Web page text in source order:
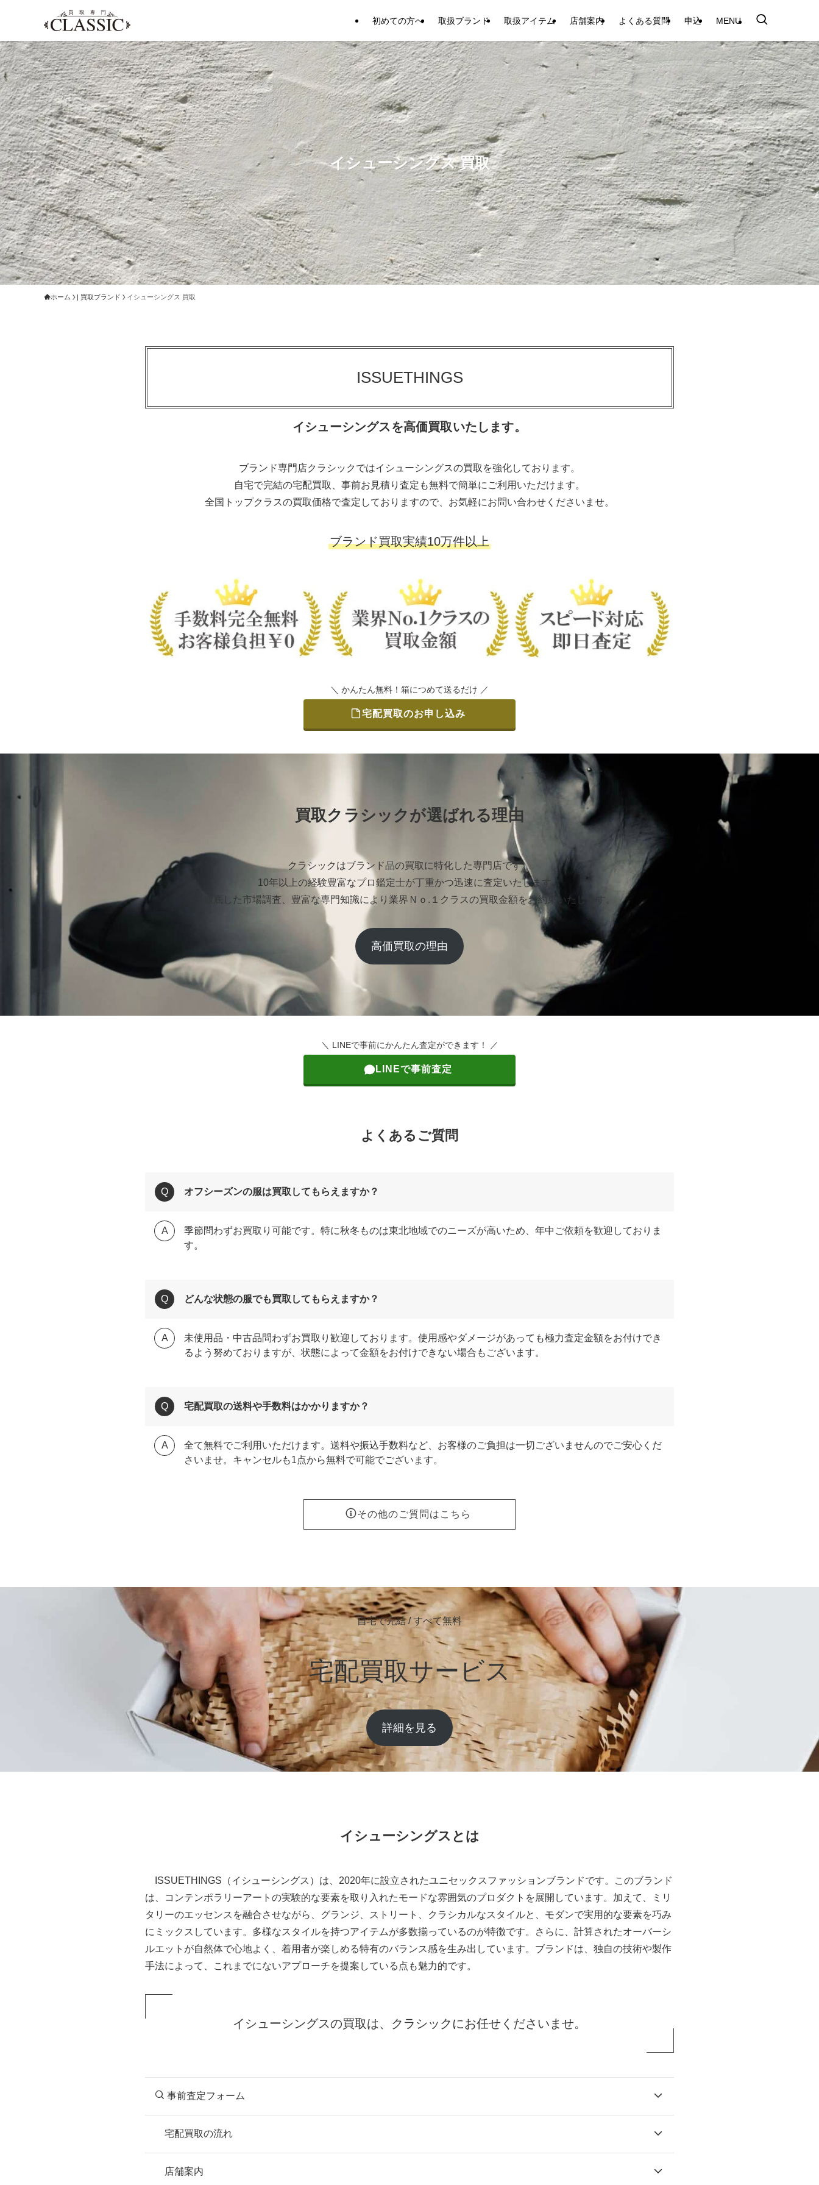
初めての方へ 取扱ブランド 取扱アイテム 店舗案内 よくある質問 申込 MENU
イシューシングス 買取
ホーム | 買取ブランド イシューシングス 買取
ISSUETHINGS
イシューシングスを高価買取いたします。
ブランド専門店クラシックではイシューシングスの買取を強化しております。
自宅で完結の宅配買取、事前お見積り査定も無料で簡単にご利用いただけます。
全国トップクラスの買取価格で査定しておりますので、お気軽にお問い合わせくださいませ。
ブランド買取実績10万件以上
＼ かんたん無料！箱につめて送るだけ ／
宅配買取のお申し込み
買取クラシックが選ばれる理由
クラシックはブランド品の買取に特化した専門店です。
10年以上の経験豊富なプロ鑑定士が丁重かつ迅速に査定いたします。
徹底した市場調査、豊富な専門知識により業界Ｎｏ.１クラスの買取金額をお約束いたします。
高価買取の理由
＼ LINEで事前にかんたん査定ができます！ ／
LINEで事前査定
よくあるご質問
オフシーズンの服は買取してもらえますか？
季節問わずお買取り可能です。特に秋冬ものは東北地域でのニーズが高いため、年中ご依頼を歓迎しておりま
す。
どんな状態の服でも買取してもらえますか？
未使用品・中古品問わずお買取り歓迎しております。使用感やダメージがあっても極力査定金額をお付けでき
るよう努めておりますが、状態によって金額をお付けできない場合もございます。
宅配買取の送料や手数料はかかりますか？
全て無料でご利用いただけます。送料や振込手数料など、お客様のご負担は一切ございませんのでご安心くだ
さいませ。キャンセルも1点から無料で可能でございます。
その他のご質問はこちら
自宅で完結 / すべて無料
宅配買取サービス
詳細を見る
イシューシングスとは
ISSUETHINGS（イシューシングス）は、2020年に設立されたユニセックスファッションブランドです。このブランド
は、コンテンポラリーアートの実験的な要素を取り入れたモードな雰囲気のプロダクトを展開しています。加えて、ミリ
タリーのエッセンスを融合させながら、グランジ、ストリート、クラシカルなスタイルと、モダンで実用的な要素を巧み
にミックスしています。多様なスタイルを持つアイテムが多数揃っているのが特徴です。さらに、計算されたオーバーシ
ルエットが自然体で心地よく、着用者が楽しめる特有のバランス感を生み出しています。ブランドは、独自の技術や製作
手法によって、これまでにないアプローチを提案している点も魅力的です。
イシューシングスの買取は、クラシックにお任せくださいませ。
事前査定フォーム
宅配買取の流れ
お申込み
店舗案内